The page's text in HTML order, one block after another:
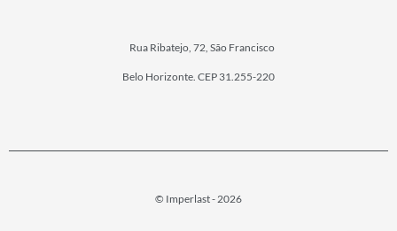
Rua Ribatejo, 72, São Francisco
Belo Horizonte. CEP 31.255-220
© Imperlast - 2026